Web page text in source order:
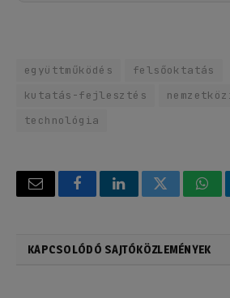
együttműködés
felsőoktatás
kutatás-fejlesztés
technológia
Email FacebookLinkedInTwitter
KAPCSOLÓDÓ SAJTÓKÖZLEMÉNYEK